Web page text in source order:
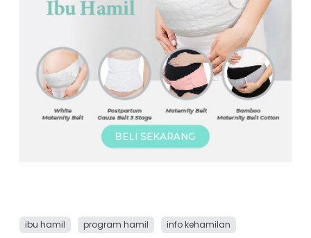
ibu hamil program hamil
info kehamilan